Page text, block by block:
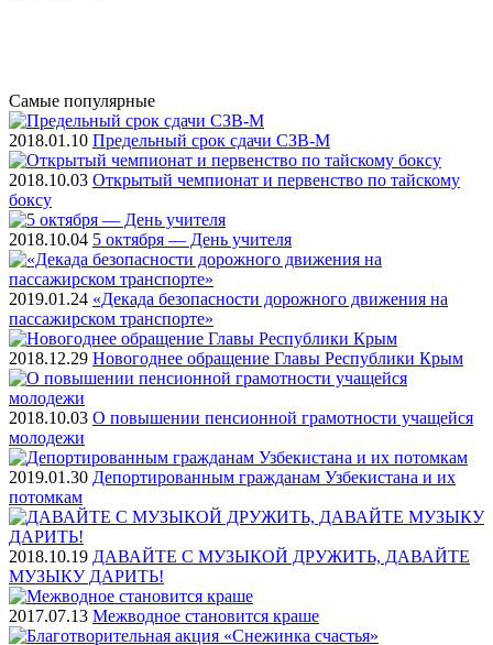
Самые популярные
2018.01.10 Предельный срок сдачи СЗВ-М
2018.10.03 Открытый чемпионат и первенство по тайскому
боксу
2018.10.04 5 октября — День учителя
2019.01.24 «Декада безопасности дорожного движения на
пассажирском транспорте»
2018.12.29 Новогоднее обращение Главы Республики Крым
2018.10.03 О повышении пенсионной грамотности учащейся
молодежи
2019.01.30 Депортированным гражданам Узбекистана и их
потомкам
2018.10.19 ДАВАЙТЕ С МУЗЫКОЙ ДРУЖИТЬ, ДАВАЙТЕ
МУЗЫКУ ДАРИТЬ!
2017.07.13 Межводное становится краше